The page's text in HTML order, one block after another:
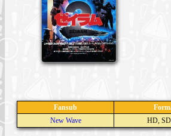
Fansub
New Wave
HD,